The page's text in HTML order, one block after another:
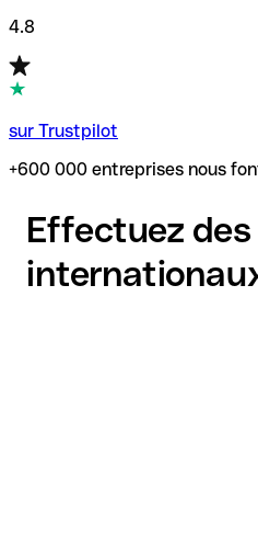
4.8
sur Trustpilot
+600 000 entreprises nous
Effectuez